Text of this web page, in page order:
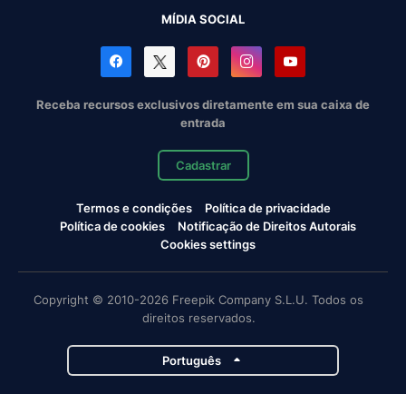
MÍDIA SOCIAL
Receba recursos exclusivos diretamente em sua caixa de
entrada
Cadastrar
Termos e condições
Política de privacidade
Política de cookies
Notificação de Direitos Autorais
Cookies settings
Copyright © 2010-2026 Freepik Company S.L.U. Todos os
direitos reservados.
Português